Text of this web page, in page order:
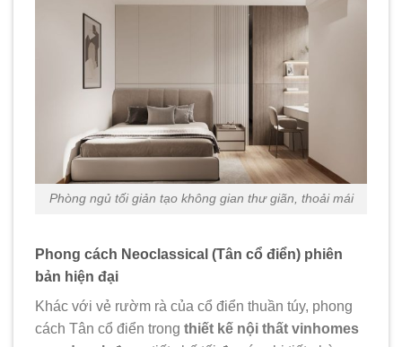
Phòng ngủ tối giản tạo không gian thư giãn, thoải mái
Phong cách Neoclassical (Tân cổ điển) phiên
bản hiện đại
Khác với vẻ rườm rà của cổ điển thuần túy, phong
cách Tân cổ điển trong thiết kế nội thất vinhomes